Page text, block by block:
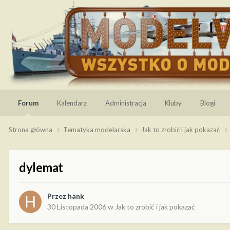
Forum Kalendarz Administracja Kluby Blogi
Strona główna Tematyka modelarska Jak to zrobić i jak pokazać
dylemat
Przez hank
30 Listopada 2006w Jak to zrobić i jak pokazać